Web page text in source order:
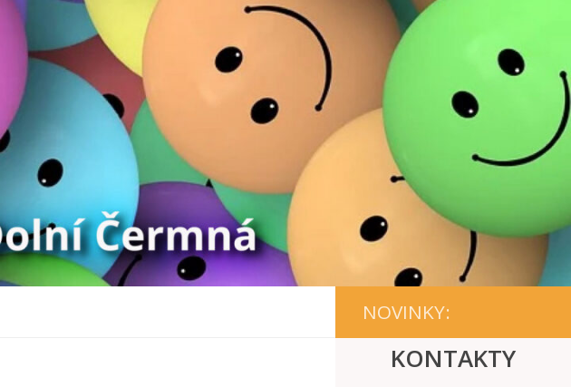
NOVINKY:
KONTAKTY